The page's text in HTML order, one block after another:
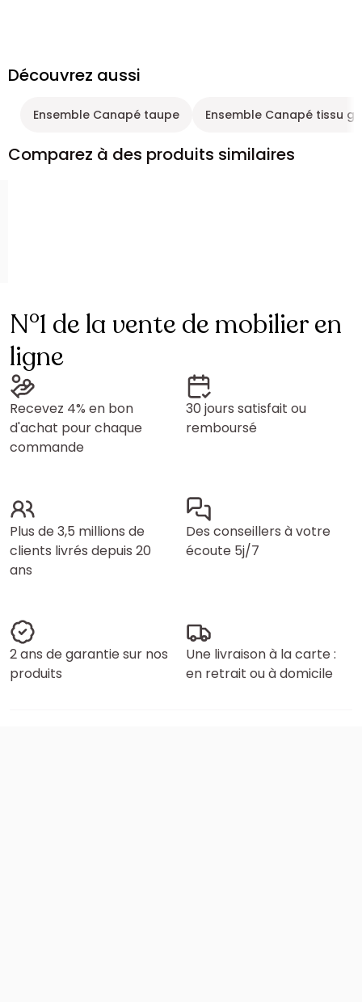
Découvrez aussi
Ensemble Canapé taupe Ensemble Canapé tissu
Comparez à des produits similaires
N°1 de la vente de mobilier en
ligne
Recevez 4% en bon
d'achat pour chaque
commande
30 jours satisfait ou
remboursé
Plus de 3,5 millions de
clients livrés depuis 20
ans
Des conseillers à votre
écoute 5j/7
2 ans de garantie sur nos
produits
Une livraison à la carte :
en retrait ou à domicile